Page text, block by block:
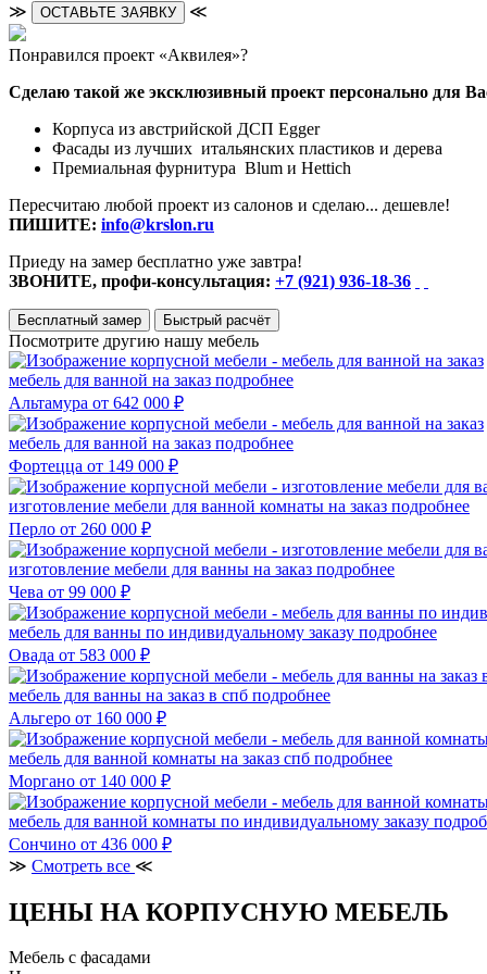
≫ ОСТАВЬТЕ ЗАЯВКУ ≪
Понравился проект «Аквилея»?
Сделаю такой же эксклюзивный проект персонально для
Корпуса из австрийской ДСП Egger
Фасады из лучших итальянских пластиков и дерева
Премиальная фурнитура Blum и Hettich
Пересчитаю любой проект из салонов и сделаю... дешевле!
ПИШИТЕ: info@krslon.ru
Приеду на замер бесплатно уже завтра!
ЗВОНИТЕ, профи-консультация: +7 (921) 936-18-36
Бесплатный замер Быстрый расчёт
Посмотрите другию нашу мебель
мебель для ванной на заказ подробнее
Альтамура от 642 000 ₽
мебель для ванной на заказ подробнее
Фортецца от 149 000 ₽
изготовление мебели для ванной комнаты на заказ подробнее
Перло от 260 000 ₽
изготовление мебели для ванны на заказ подробнее
Чева от 99 000 ₽
мебель для ванны по индивидуальному заказу подробнее
Овада от 583 000 ₽
мебель для ванны на заказ в спб подробнее
Альгеро от 160 000 ₽
мебель для ванной комнаты на заказ спб подробнее
Моргано от 140 000 ₽
мебель для ванной комнаты по индивидуальному заказу
Сончино от 436 000 ₽
≫ Смотреть все ≪
ЦЕНЫ НА КОРПУСНУЮ МЕБЕЛЬ
Мебель с фасадами